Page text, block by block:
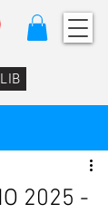
2025 -